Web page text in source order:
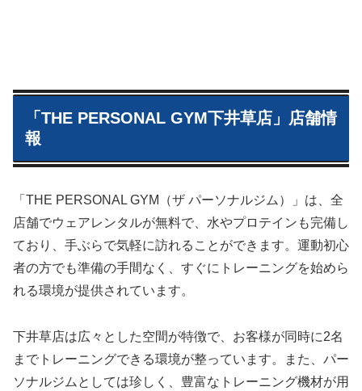
「THE PERSONAL GYM下井草店」店舗情
報
「THE PERSONAL GYM（ザ パーソナルジム）」は、全
店舗でウェアレンタルが無料で、水やプロテインも完備し
ており、手ぶらで気軽に訪れることができます。運動初心
者の方でも準備の手間なく、すぐにトレーニングを始めら
れる環境が提供されています。
下井草店は広々とした空間が特徴で、お客様が同時に2名
までトレーニングできる環境が整っています。また、パー
ソナルジムとしては珍しく、豊富なトレーニング機材が用